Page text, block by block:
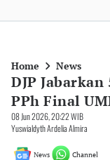
Home News
DJP
PPh Final
08 Jun 2026, 20:22 WIB
Yuswialdyth Ardelia Almira
News Channel